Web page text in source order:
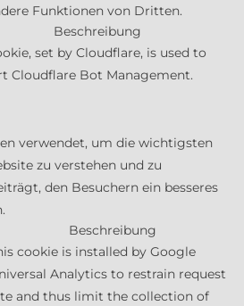
Funktionen von Dritten.
Beschreibung
set by Cloudflare, is used to
Cloudflare Bot Management.
verwendet, um die wichtigsten
zu verstehen und zu
den Besuchern ein besseres
Beschreibung
cookie is installed by Google
Analytics to restrain request
and thus limit the collection of